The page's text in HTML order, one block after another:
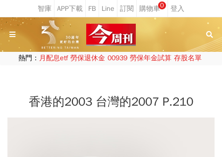
0
熱門： 月配息etf 勞保退休金 00939 勞保年金試算 存股名單
香港的2003 台灣的2007 P.210